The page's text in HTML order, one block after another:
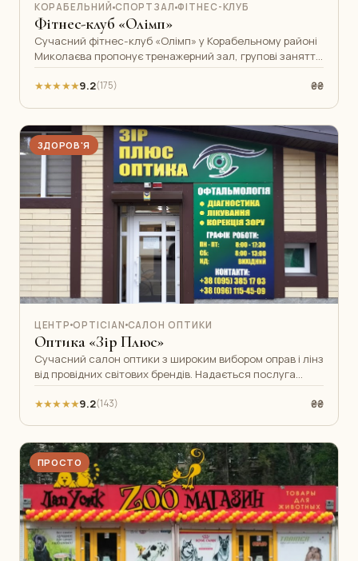
КОРАБЕЛЬНИЙ СПОРТЗАЛ ФІТНЕС-КЛУБ
Фітнес-клуб «Олімп»
Сучасний фітнес-клуб «Олімп» у Корабельному районі
Миколаєва пропонує тренажерний зал, групові заняття
та персональний тренінг. Пр
★★★★★9.2(175) ₴₴
ЗДОРОВ'Я
ЦЕНТР OPTICIAN САЛОН ОПТИКИ
Оптика «Зір Плюс»
Сучасний салон оптики з широким вибором оправ і лінз
від провідних світових брендів. Надається послуга
перевірки зору від досвідче
★★★★★9.2(143) ₴₴
ПРОСТО